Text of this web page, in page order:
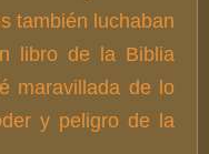
también luchaban
libro de la Biblia
maravillada de lo
y peligro de la